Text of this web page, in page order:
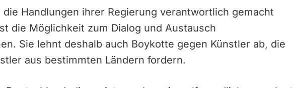
Handlungen ihrer Regierung verantwortlich gemacht
die Möglichkeit zum Dialog und Austausch
Sie lehnt deshalb auch Boykotte gegen Künstler ab, die
aus bestimmten Ländern fordern.